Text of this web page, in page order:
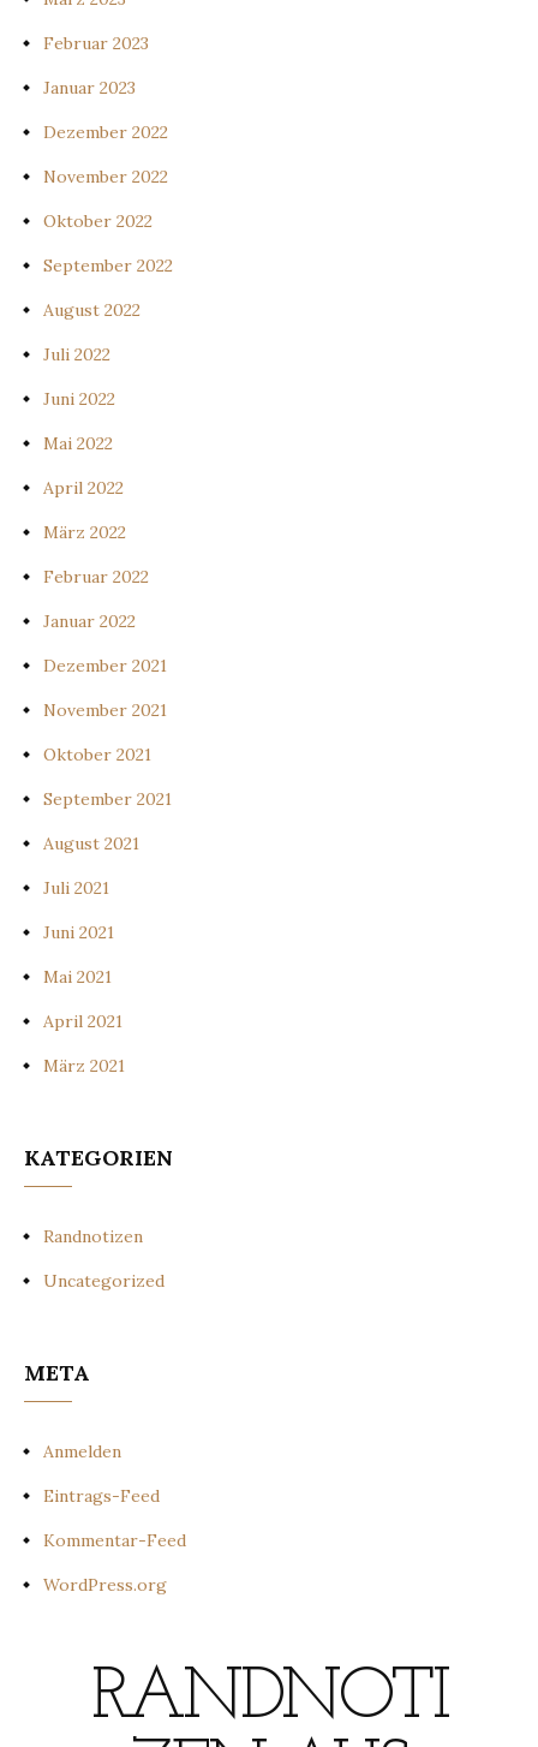
Februar 2023
Januar 2023
Dezember 2022
November 2022
Oktober 2022
September 2022
August 2022
Juli 2022
Juni 2022
Mai 2022
April 2022
März 2022
Februar 2022
Januar 2022
Dezember 2021
November 2021
Oktober 2021
September 2021
August 2021
Juli 2021
Juni 2021
Mai 2021
April 2021
März 2021
KATEGORIEN
Randnotizen
Uncategorized
META
Anmelden
Eintrags-Feed
Kommentar-Feed
WordPress.org
RANDNOTI